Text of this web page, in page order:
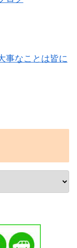
事なことは皆に